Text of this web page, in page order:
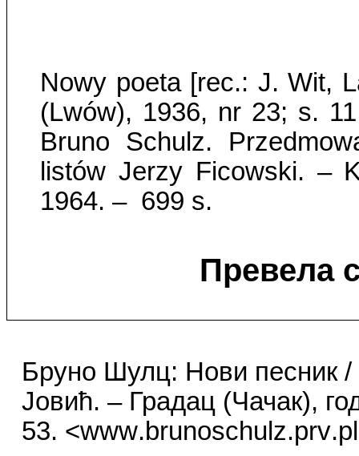
Nowy poeta [rec.: J.Wit,
(Lwów), 1936, nr 23; s.
Bruno Schulz. P
listów Jerzy Ficowski. –
1964. – 699 s.
Превела
Бруно Шулц: Нови песник /
Јовић.– Градац (Чачак),
53. <www.brunoschulz.prv.pl